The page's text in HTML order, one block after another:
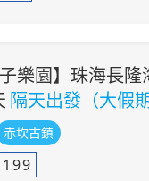
子樂園】珠海長
隔天出發（大假
赤坎古鎮